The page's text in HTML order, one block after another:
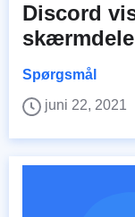
Discord
Spørgsmål
juni 22, 2021